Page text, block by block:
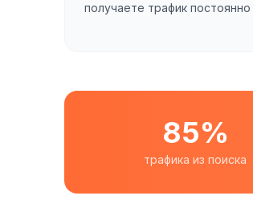
получаете трафик постоянно
85%
трафика из поиска